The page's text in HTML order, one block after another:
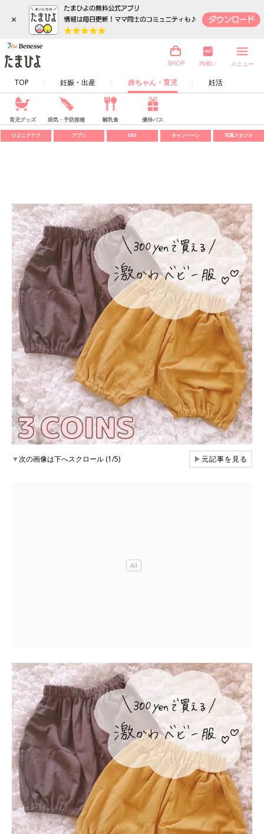
×
TOP 妊娠・出産 赤ちゃん・育児 妊活
SHOP 内祝い メニュー
育児グッズ 病気・予防接種 離乳食 優待パス
ひよこクラブ アプリ SNS キャンペーン 写真スタジオ
▼次の画像は下へスクロール (1/5) ▶元記事を見る